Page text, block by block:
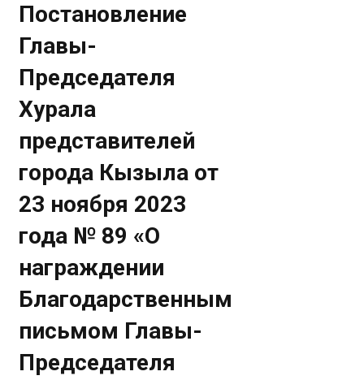
Постановление
Главы-
Председателя
Хурала
представителей
города Кызыла от
23 ноября 2023
года № 89 «О
награждении
Благодарственным
письмом Главы-
Председателя